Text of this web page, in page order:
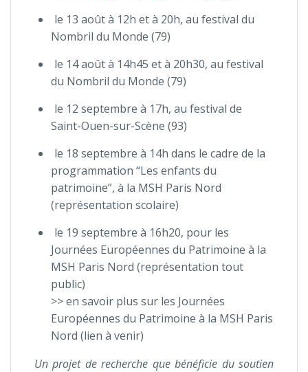
le 13 août à 12h et à 20h, au festival du
Nombril du Monde (79)
le 14 août à 14h45 et à 20h30, au festival
du Nombril du Monde (79)
le 12 septembre à 17h, au festival de
Saint-Ouen-sur-Scène (93)
le 18 septembre à 14h dans le cadre de la
programmation “Les enfants du
patrimoine”, à la MSH Paris Nord
(représentation scolaire)
le 19 septembre à 16h20, pour les
Journées Européennes du Patrimoine à la
MSH Paris Nord (représentation tout
public)
>> en savoir plus sur les Journées
Européennes du Patrimoine à la MSH Paris
Nord (lien à venir)
Un projet de recherche que bénéficie du soutien